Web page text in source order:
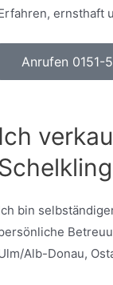
ernsthaft
Anrufen 0151-
Ich
bin
Alb-Donau,